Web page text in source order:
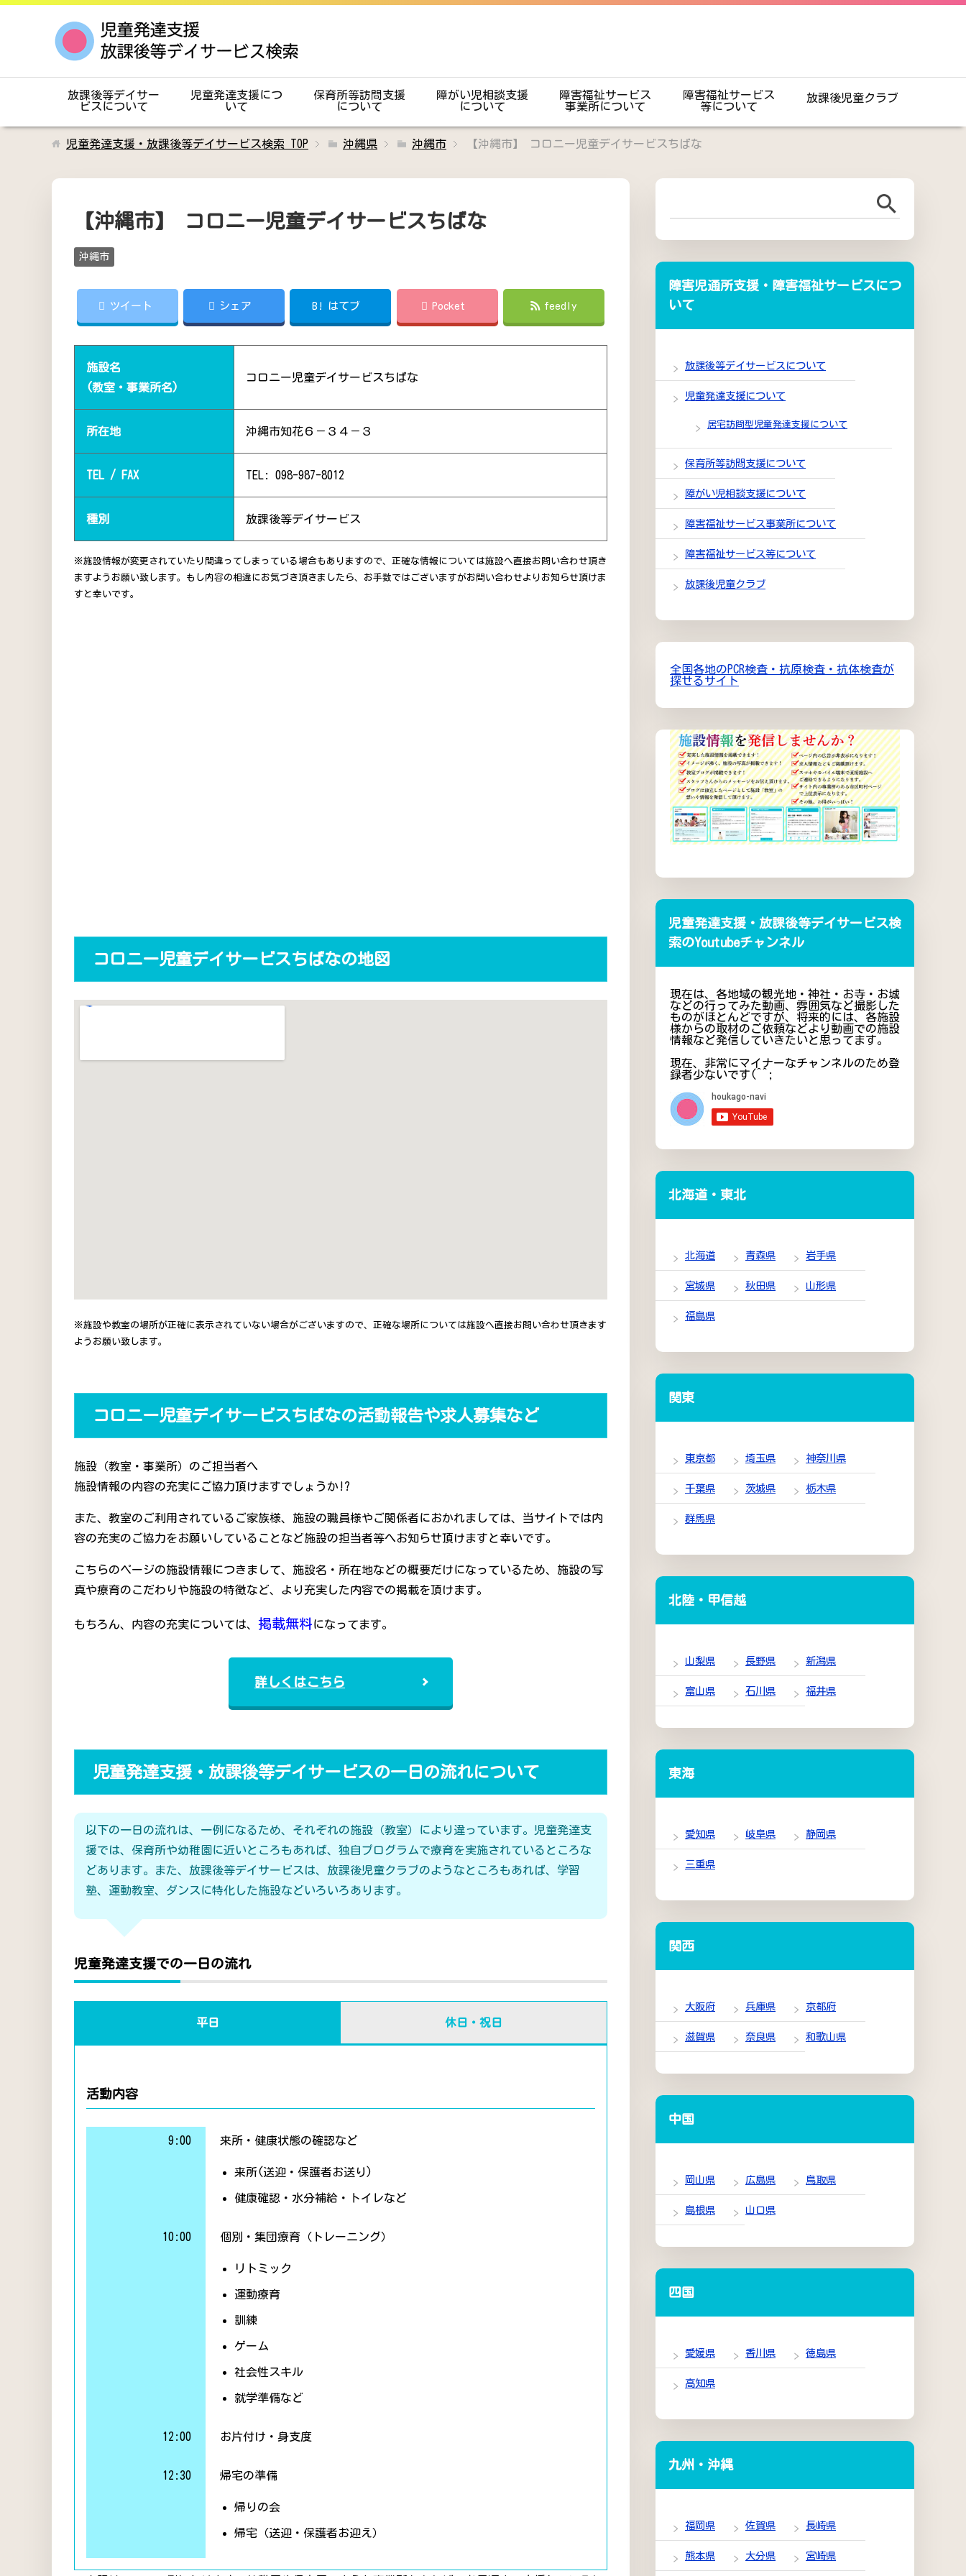
放課後等デイサー
ビスについて
児童発達支援につ
いて
保育所等訪問支援
について
障がい児相談支援
について
障害福祉サービス
事業所について
障害福祉サービス
等について
放課後児童クラブ
児童発達支援・放課後等デイサービス検索 TOP 沖縄県 沖縄市 【沖縄市】 コロニー児童デイサービスちばな
【沖縄市】 コロニー児童デイサービスちばな
沖縄市
ツイート シェア B! はてブ Pocket feedly
施設名
(教室・事業所名)
コロニー児童デイサービスちばな
所在地 沖縄市知花６－３４－３
TEL / FAX TEL: 098-987-8012
種別 放課後等デイサービス
※施設情報が変更されていたり間違ってしまっている場合もありますので、正確な情報については施設へ直接お問い合わせ頂き
ますようお願い致します。もし内容の相違にお気づき頂きましたら、お手数ではございますがお問い合わせよりお知らせ頂けま
すと幸いです。
コロニー児童デイサービスちばなの地図
※施設や教室の場所が正確に表示されていない場合がございますので、正確な場所については施設へ直接お問い合わせ頂きます
ようお願い致します。
コロニー児童デイサービスちばなの活動報告や求人募集など
施設（教室・事業所）のご担当者へ
施設情報の内容の充実にご協力頂けますでしょうか!?
また、教室のご利用されているご家族様、施設の職員様やご関係者におかれましては、当サイトでは内
容の充実のご協力をお願いしていることなど施設の担当者等へお知らせ頂けますと幸いです。
こちらのページの施設情報につきまして、施設名・所在地などの概要だけになっているため、施設の写
真や療育のこだわりや施設の特徴など、より充実した内容での掲載を頂けます。
もちろん、内容の充実については、 掲載無料になってます。
詳しくはこちら
児童発達支援・放課後等デイサービスの一日の流れについて
以下の一日の流れは、一例になるため、それぞれの施設（教室）により違っています。児童発達支
援では、保育所や幼稚園に近いところもあれば、独自プログラムで療育を実施されているところな
どあります。また、放課後等デイサービスは、放課後児童クラブのようなところもあれば、学習
塾、運動教室、ダンスに特化した施設などいろいろあります。
児童発達支援での一日の流れ
平日 休日・祝日
活動内容
9:00 来所・健康状態の確認など
来所(送迎・保護者お送り)
健康確認・水分補給・トイレなど
10:00 個別・集団療育（トレーニング）
リトミック
運動療育
訓練
ゲーム
社会性スキル
就学準備など
12:00 お片付け・身支度
12:30 帰宅の準備
帰りの会
帰宅（送迎・保護者お迎え）
障害児通所支援・障害福祉サービスにつ
いて
放課後等デイサービスについて
児童発達支援について
居宅訪問型児童発達支援について
保育所等訪問支援について
障がい児相談支援について
障害福祉サービス事業所について
障害福祉サービス等について
放課後児童クラブ
全国各地のPCR検査・抗原検査・抗体検査が
探せるサイト
児童発達支援・放課後等デイサービス検
索のYoutubeチャンネル
現在は、各地域の観光地・神社・お寺・お城
などの行ってみた動画、雰囲気など撮影した
ものがほとんどですが、将来的には、各施設
様からの取材のご依頼などより動画での施設
情報など発信していきたいと思ってます。
現在、非常にマイナーなチャンネルのため登
録者少ないです(^^;
北海道・東北
北海道 青森県 岩手県
宮城県 秋田県 山形県
福島県
関東
東京都 埼玉県 神奈川県
千葉県 茨城県 栃木県
群馬県
北陸・甲信越
山梨県 長野県 新潟県
富山県 石川県 福井県
東海
愛知県 岐阜県 静岡県
三重県
関西
大阪府 兵庫県 京都府
滋賀県 奈良県 和歌山県
中国
岡山県 広島県 鳥取県
島根県 山口県
四国
愛媛県 香川県 徳島県
高知県
九州・沖縄
福岡県 佐賀県 長崎県
熊本県 大分県 宮崎県